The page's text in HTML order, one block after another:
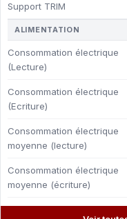
Support TRIM
ALIMENTATION
Consommation électrique
(Lecture)
Consommation électrique
(Ecriture)
Consommation électrique
moyenne (lecture)
Consommation électrique
moyenne (écriture)